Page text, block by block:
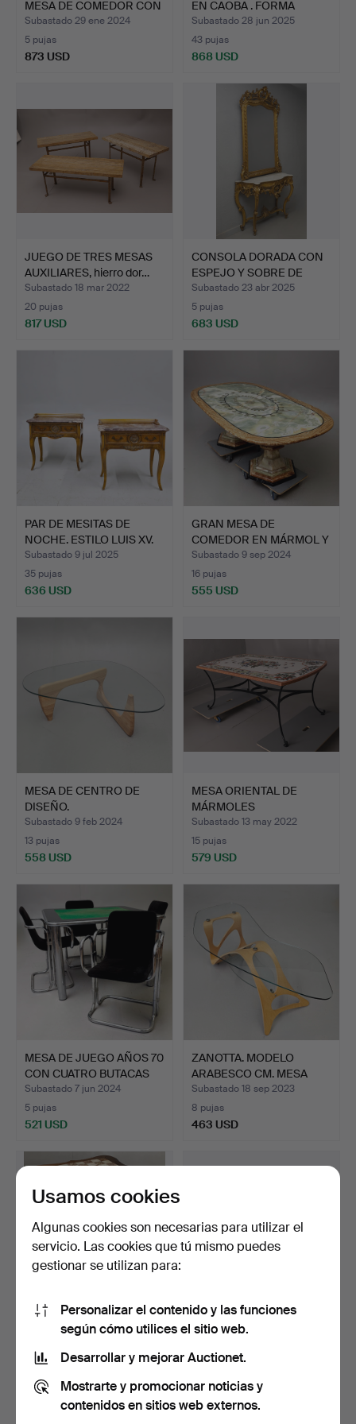
MESA DE COMEDOR CON
CUA…
Subastado 29 ene 2024
5 pujas
873 USD
EN CAOBA . FORMA
OVAL…
Subastado 28 jun 2025
43 pujas
868 USD
JUEGO DE TRES MESAS
AUXILIARES, hierro dor…
Subastado 18 mar 2022
20 pujas
817 USD
CONSOLA DORADA CON
ESPEJO Y SOBRE DE
MARMO…
Subastado 23 abr 2025
5 pujas
683 USD
PAR DE MESITAS DE
NOCHE. ESTILO LUIS XV.
M…
Subastado 9 jul 2025
35 pujas
636 USD
GRAN MESA DE
COMEDOR EN MÁRMOL Y
ÓNIX CON …
Subastado 9 sep 2024
16 pujas
555 USD
MESA DE CENTRO DE
DISEÑO.
Subastado 9 feb 2024
13 pujas
558 USD
MESA ORIENTAL DE
MÁRMOLES
CONTRASTADOS.
Subastado 13 may 2022
15 pujas
579 USD
MESA DE JUEGO AÑOS 70
CON CUATRO BUTACAS
A…
Subastado 7 jun 2024
5 pujas
521 USD
ZANOTTA. MODELO
ARABESCO CM. MESA
AUXILIAR.
Subastado 18 sep 2023
8 pujas
463 USD
MESA DE JUEGO DE
AJEDREZ AÑOS 40 CON
SOBRE…
Subastado 4 nov 2022
499 USD
MESA DE DESPACHO
Subastado 8 feb 2022
509 USD
Usamos cookies
Algunas cookies son necesarias para utilizar el
servicio. Las cookies que tú mismo puedes
gestionar se utilizan para:
Personalizar el contenido y las funciones
según cómo utilices el sitio web.
Desarrollar y mejorar Auctionet.
Mostrarte y promocionar noticias y
contenidos en sitios web externos.